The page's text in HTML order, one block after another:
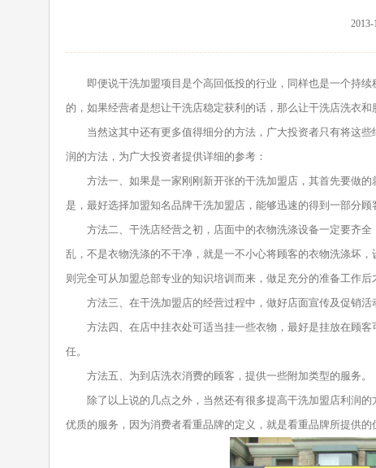
2013-
即便说干洗加盟项目是个高回低投的行业，同样也是一个持续
的，如果经营者是想让干洗店稳定获利的话，那么让干洗店洗衣
当然这其中还有更多值得细分的方法，广大投资者只有将这些
润的方法，为广大投资者提供详细的参考：
方法一、如果是一家刚刚新开张的干洗加盟店，其首先要做的
是，最好选择加盟知名品牌干洗加盟店，能够迅速的得到一部分顾
方法二、干洗店经营之初，店面中的衣物洗涤设备一定要齐全
乱，不是衣物洗涤的不干净，就是一不小心将顾客的衣物洗涤坏
则完全可从加盟总部专业的知识培训而来，做足充分的准备工作后
方法三、在干洗加盟店的经营过程中，做好店面宣传及促销活
方法四、在店中挂衣处可适当挂一些衣物，最好是挂放在顾客
任。
方法五、为到店洗衣消费的顾客，提供一些附加类型的服务。
除了以上说的几点之外，当然还有很多提高干洗加盟店利润的
优质的服务，因为消费者看重品牌的定义，就是看重品牌所提供